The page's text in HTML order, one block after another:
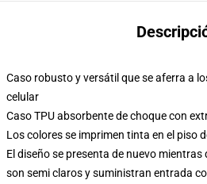
Caso robusto y versátil que se aferra a
celular
Caso TPU absorbente de choque con
Los colores se imprimen tinta en el piso
El diseño se presenta de nuevo
son semi claros y suministran entrada